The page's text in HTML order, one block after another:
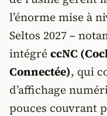
l’énorme mise à
Seltos 2027 –
intégréccNC
Connectée), qui
d’affichage
pouces couvrant